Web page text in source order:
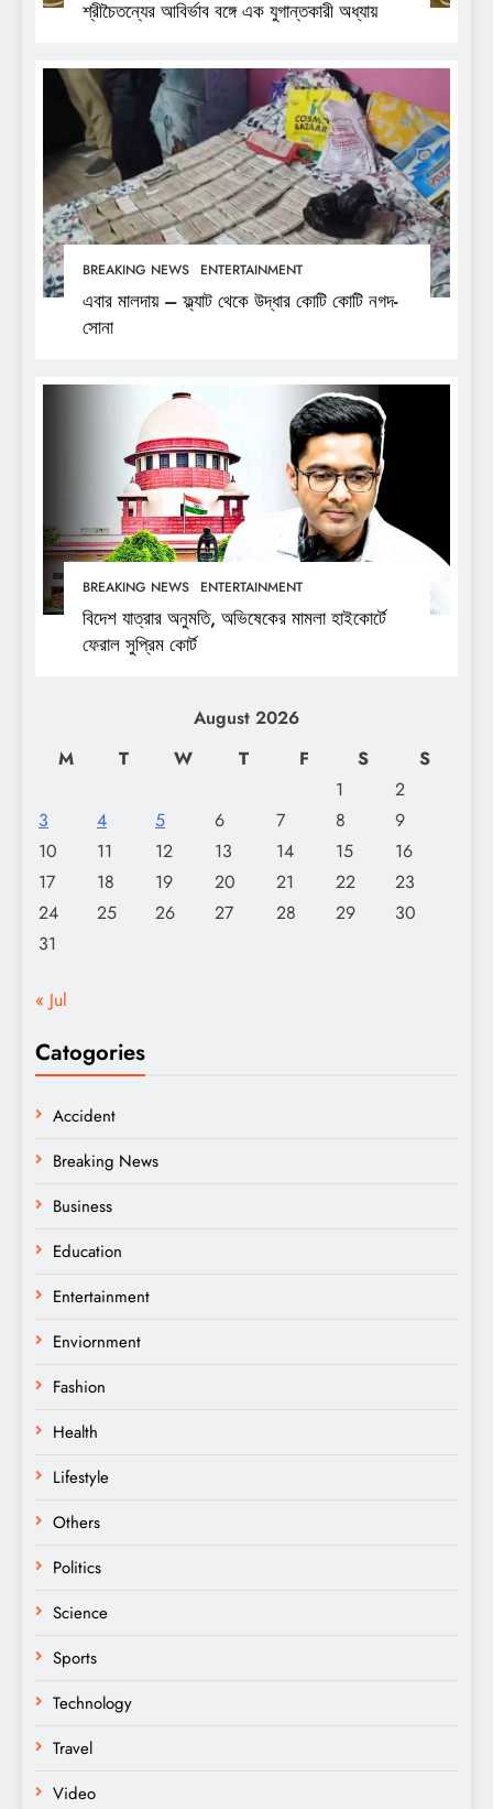
শ্রীচৈতন্যের আবির্ভাব বঙ্গে এক যুগান্তকারী অধ্যায়
BREAKING NEWS ENTERTAINMENT
এবার মালদায় – ফ্ল্যাট থেকে উদ্ধার কোটি কোটি নগদ-
সোনা
BREAKING NEWS ENTERTAINMENT
বিদেশ যাত্রার অনুমতি, অভিষেকের মামলা হাইকোর্টে
ফেরাল সুপ্রিম কোর্ট
August 2026
M
T W T F S
S
1
2
3
4 5 6 7 8
9
10
11 12 13 14 15
16
17
18 19 20 21 22
23
24
25 26 27 28 29
30
31
« Jul
Catogories
Accident
Breaking News
Business
Education
Entertainment
Enviornment
Fashion
Health
Lifestyle
Others
Politics
Science
Sports
Technology
Travel
Video